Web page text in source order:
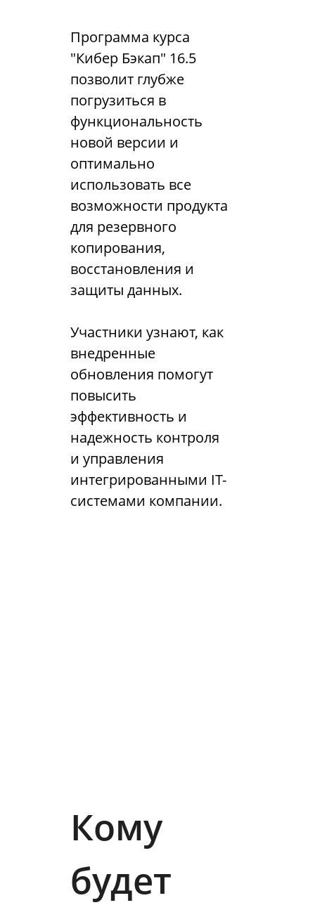
Программа курса
"Кибер Бэкап" 16.5
позволит глубже
погрузиться в
функциональность
новой версии и
оптимально
использовать все
возможности продукта
для резервного
копирования,
восстановления и
защиты данных.
Участники узнают, как
внедренные
обновления помогут
повысить
эффективность и
надежность контроля
и управления
интегрированными IT-
системами компании.
Кому
будет